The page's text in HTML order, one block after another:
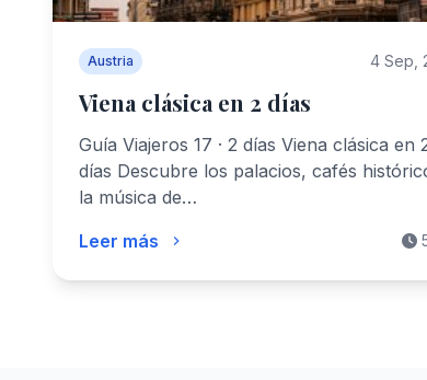
Austria 4 Sep,
Viena clásica en 2 días
Guía Viajeros 17 · 2 días Viena clásica en
días Descubre los palacios, cafés
la música de…
Leer más